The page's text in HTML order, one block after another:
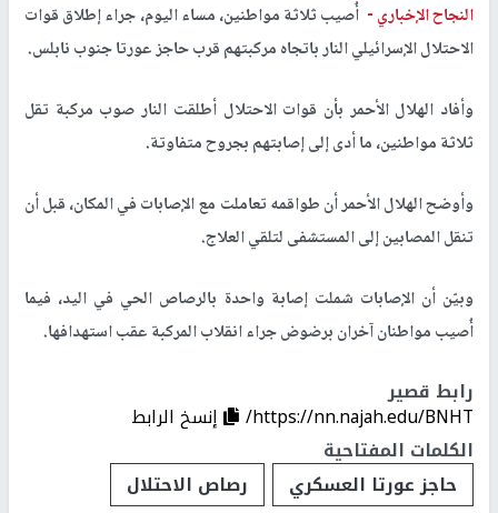
النجاح الإخباري - أُصيب ثلاثة مواطنين، مساء اليوم، جراء إطلاق قوات
الاحتلال الإسرائيلي النار باتجاه مركبتهم قرب حاجز عورتا جنوب نابلس.
وأفاد الهلال الأحمر بأن قوات الاحتلال أطلقت النار صوب مركبة تقل
ثلاثة مواطنين، ما أدى إلى إصابتهم بجروح متفاوتة.
وأوضح الهلال الأحمر أن طواقمه تعاملت مع الإصابات في المكان، قبل أن
تنقل المصابين إلى المستشفى لتلقي العلاج.
وبيّن أن الإصابات شملت إصابة واحدة بالرصاص الحي في اليد، فيما
أُصيب مواطنان آخران برضوض جراء انقلاب المركبة عقب استهدافها.
رابط قصير
https://nn.najah.edu/BNHT/
إنسخ الرابط
الكلمات المفتاحية
حاجز عورتا العسكري
رصاص الاحتلال